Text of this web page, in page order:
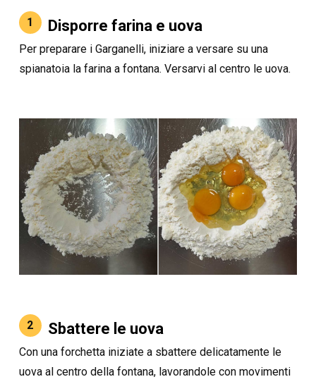
1 Disporre farina e uova
Per preparare i Garganelli, iniziare a versare su una
spianatoia la farina a fontana. Versarvi al centro le uova.
2 Sbattere le uova
Con una forchetta iniziate a sbattere delicatamente le
uova al centro della fontana, lavorandole con movimenti